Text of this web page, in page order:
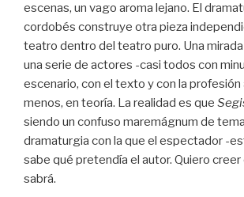
escenas, un vago aroma lejano. El
cordobés construye otra pieza
teatro dentro del teatro puro. Una mirada
una serie de actores -casi todos con
escenario, con el texto y con la profesión
menos, en teoría. La realidad es que
siendo un confuso maremágnum de
dramaturgia con la que el espectador -
sabe qué pretendía el autor. Quiero creer
sabrá.